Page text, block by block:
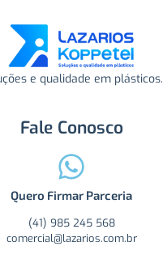
e qualidade em plásticos.
Fale Conosco
Quero Firmar Parceria
(41) 985 245 568
comercial@lazarios.com.br